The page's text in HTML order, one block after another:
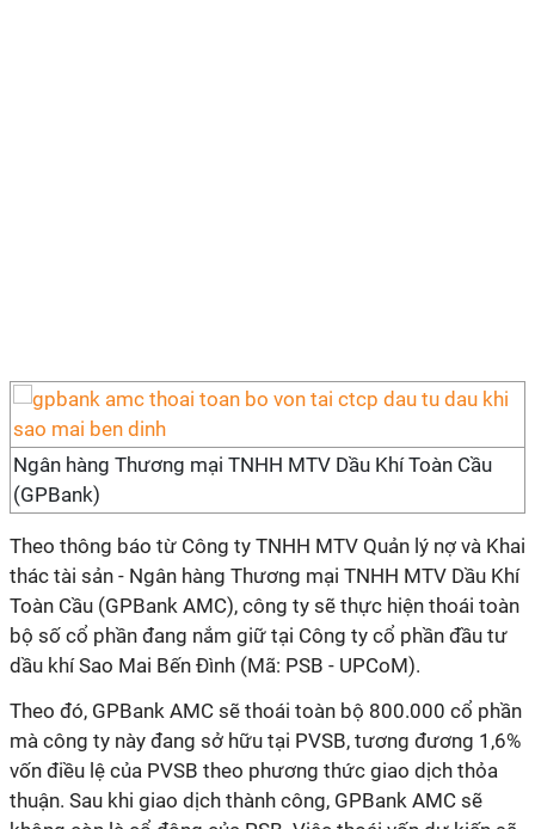
Ngân hàng Thương mại TNHH MTV Dầu Khí Toàn Cầu
(GPBank)
Theo thông báo từ Công ty TNHH MTV Quản lý nợ và Khai
thác tài sản - Ngân hàng Thương mại TNHH MTV Dầu Khí
Toàn Cầu (GPBank AMC), công ty sẽ thực hiện thoái toàn
bộ số cổ phần đang nắm giữ tại Công ty cổ phần đầu tư
dầu khí Sao Mai Bến Đình (Mã: PSB - UPCoM).
Theo đó, GPBank AMC sẽ thoái toàn bộ 800.000 cổ phần
mà công ty này đang sở hữu tại PVSB, tương đương 1,6%
vốn điều lệ của PVSB theo phương thức giao dịch thỏa
thuận. Sau khi giao dịch thành công, GPBank AMC sẽ